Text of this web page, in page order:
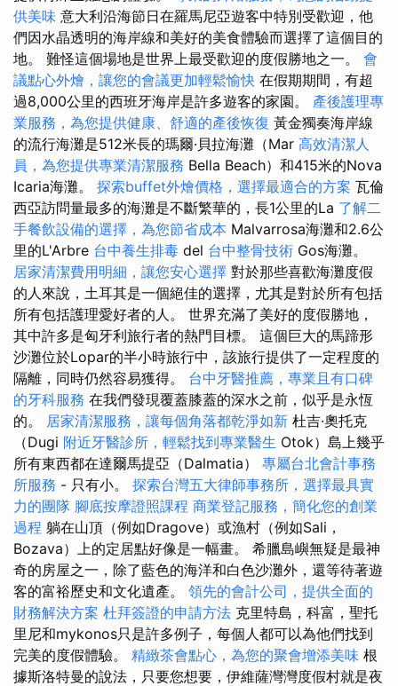
供美味 意大利沿海節日在羅馬尼亞遊客中特別受歡迎，他
們因水晶透明的海岸線和美好的美食體驗而選擇了這個目的
地。 難怪這個場地是世界上最受歡迎的度假勝地之一。 會
議點心外燴，讓您的會議更加輕鬆愉快 在假期期間，有超
過8,000公里的西班牙海岸是許多遊客的家園。 產後護理專
業服務，為您提供健康、舒適的產後恢復 黃金獨奏海岸線
的流行海灘是512米長的瑪爾·貝拉海灘（Mar 高效清潔人
員，為您提供專業清潔服務 Bella Beach）和415米的Nova
Icaria海灘。 探索buffet外燴價格，選擇最適合的方案 瓦倫
西亞訪問量最多的海灘是不斷繁華的，長1公里的La 了解二
手餐飲設備的選擇，為您節省成本 Malvarrosa海灘和2.6公
里的L'Arbre 台中養生排毒 del 台中整骨技術 Gos海灘。
居家清潔費用明細，讓您安心選擇 對於那些喜歡海灘度假
的人來說，土耳其是一個絕佳的選擇，尤其是對於所有包括
所有包括護理愛好者的人。 世界充滿了美好的度假勝地，
其中許多是匈牙利旅行者的熱門目標。 這個巨大的馬蹄形
沙灘位於Lopar的半小時旅行中，該旅行提供了一定程度的
隔離，同時仍然容易獲得。 台中牙醫推薦，專業且有口碑
的牙科服務 在我們發現覆蓋膝蓋的深水之前，似乎是永恆
的。 居家清潔服務，讓每個角落都乾淨如新 杜吉·奧托克
（Dugi 附近牙醫診所，輕鬆找到專業醫生 Otok）島上幾乎
所有東西都在達爾馬提亞（Dalmatia） 專屬台北會計事務
所服務 - 只有小。 探索台灣五大律師事務所，選擇最具實
力的團隊 腳底按摩證照課程 商業登記服務，簡化您的創業
過程 躺在山頂（例如Dragove）或漁村（例如Sali，
Bozava）上的定居點好像是一幅畫。 希臘島嶼無疑是最神
奇的房屋之一，除了藍色的海洋和白色沙灘外，還等待著遊
客的富裕歷史和文化遺產。 領先的會計公司，提供全面的
財務解決方案 杜拜簽證的申請方法 克里特島，科富，聖托
里尼和mykonos只是許多例子，每個人都可以為他們找到
完美的度假體驗。 精緻茶會點心，為您的聚會增添美味 根
據斯洛特曼的說法，只要您想要，伊維薩灣灣度假村就是夜